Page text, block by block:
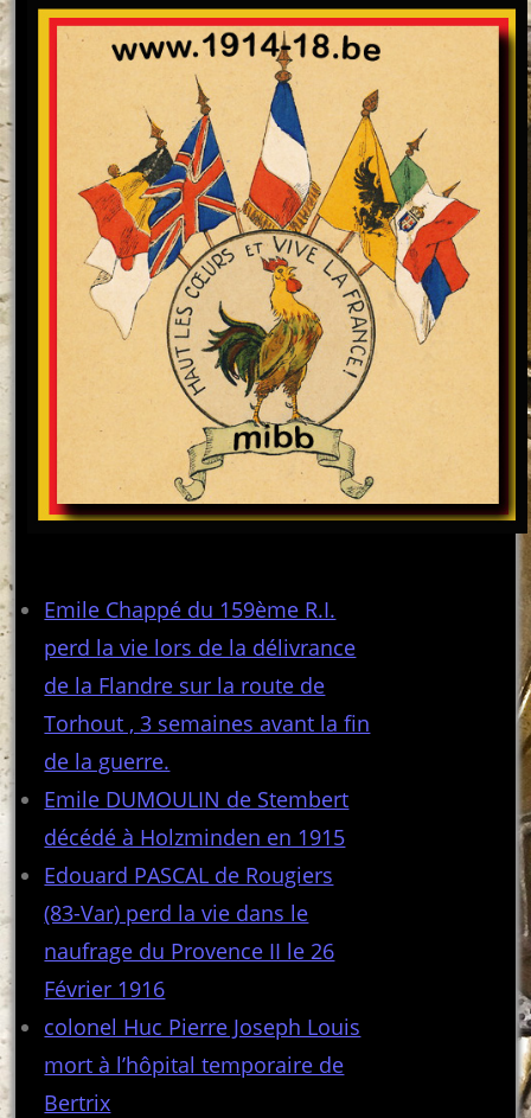
Emile Chappé du 159ème R.I.
perd la vie lors de la délivrance
de la Flandre sur la route de
Torhout , 3 semaines avant la fin
de la guerre.
Emile DUMOULIN de Stembert
décédé à Holzminden en 1915
Edouard PASCAL de Rougiers
(83-Var) perd la vie dans le
naufrage du Provence II le 26
Février 1916
colonel Huc Pierre Joseph Louis
mort à l’hôpital temporaire de
Bertrix